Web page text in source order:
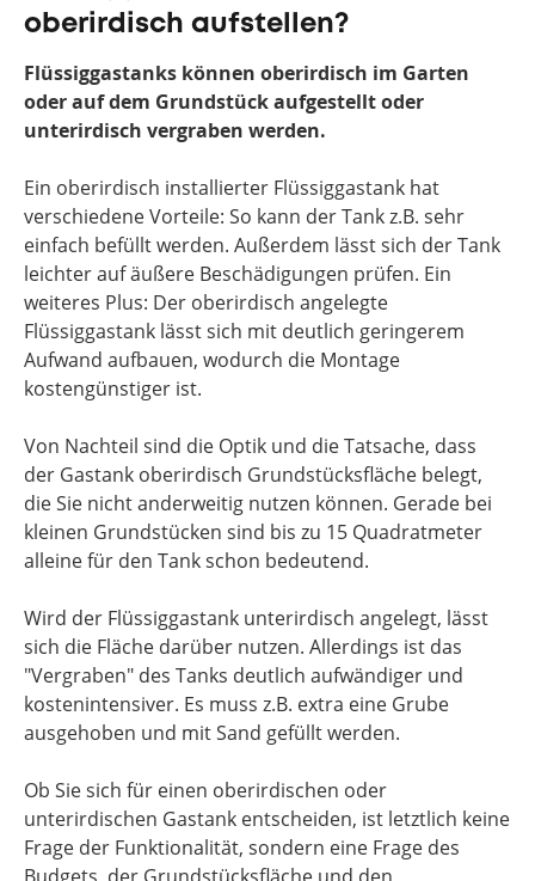
oberirdisch aufstellen?
Flüssiggastanks können oberirdisch im Garten
oder auf dem Grundstück aufgestellt oder
unterirdisch vergraben werden.
Ein oberirdisch installierter Flüssiggastank hat
verschiedene Vorteile: So kann der Tank z.B. sehr
einfach befüllt werden. Außerdem lässt sich der Tank
leichter auf äußere Beschädigungen prüfen. Ein
weiteres Plus: Der oberirdisch angelegte
Flüssiggastank lässt sich mit deutlich geringerem
Aufwand aufbauen, wodurch die Montage
kostengünstiger ist.
Von Nachteil sind die Optik und die Tatsache, dass
der Gastank oberirdisch Grundstücksfläche belegt,
die Sie nicht anderweitig nutzen können. Gerade bei
kleinen Grundstücken sind bis zu 15 Quadratmeter
alleine für den Tank schon bedeutend.
Wird der Flüssiggastank unterirdisch angelegt, lässt
sich die Fläche darüber nutzen. Allerdings ist das
"Vergraben" des Tanks deutlich aufwändiger und
kostenintensiver. Es muss z.B. extra eine Grube
ausgehoben und mit Sand gefüllt werden.
Ob Sie sich für einen oberirdischen oder
unterirdischen Gastank entscheiden, ist letztlich keine
Frage der Funktionalität, sondern eine Frage des